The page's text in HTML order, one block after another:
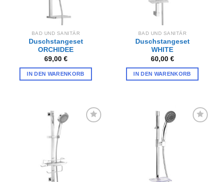
BAD UND SANITÄR
Duschstangeset
ORCHIDEE
69,00 €
IN DEN WARENKORB
BAD UND SANITÄR
Duschstangeset
WHITE
60,00 €
IN DEN WARENKORB